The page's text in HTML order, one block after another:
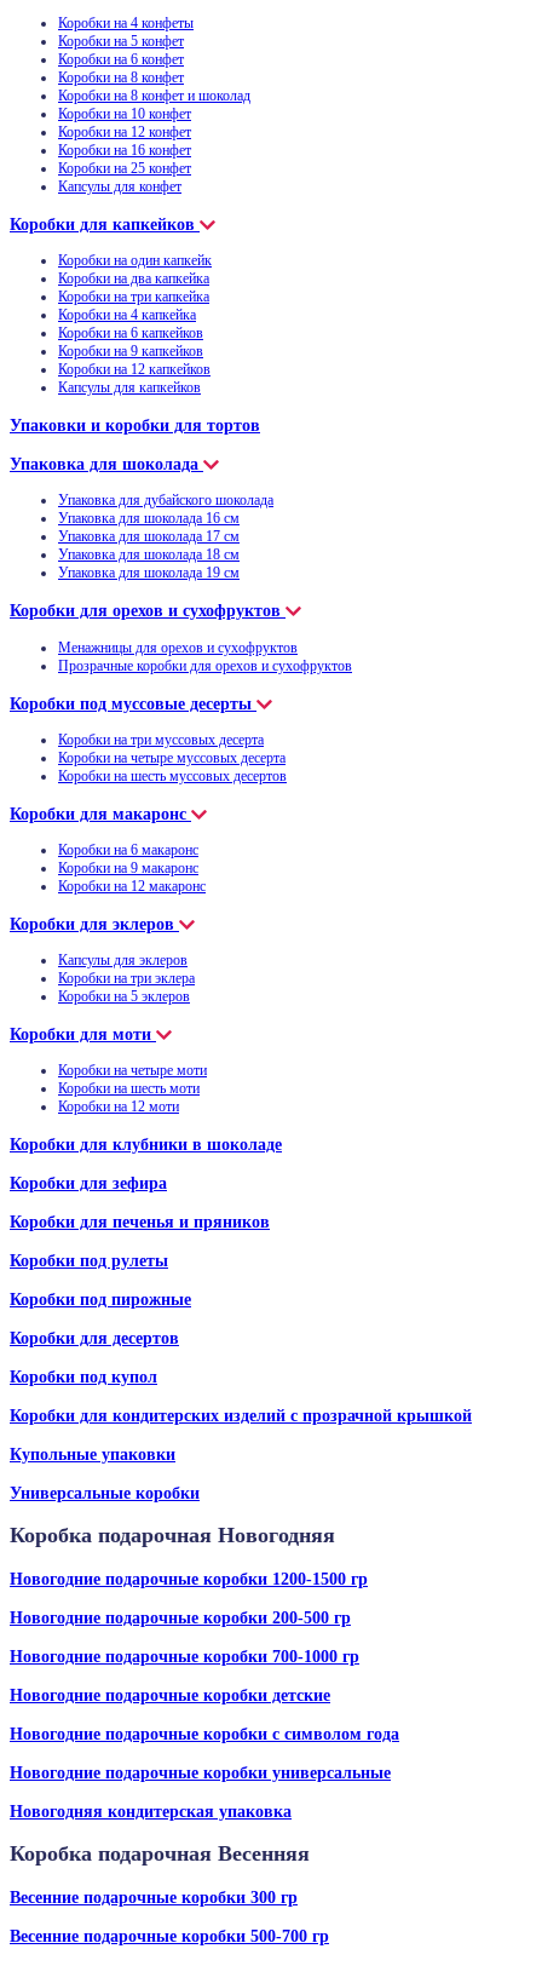
Коробки на 4 конфеты
Коробки на 5 конфет
Коробки на 6 конфет
Коробки на 8 конфет
Коробки на 8 конфет и шоколад
Коробки на 10 конфет
Коробки на 12 конфет
Коробки на 16 конфет
Коробки на 25 конфет
Капсулы для конфет
Коробки для капкейков
Коробки на один капкейк
Коробки на два капкейка
Коробки на три капкейка
Коробки на 4 капкейка
Коробки на 6 капкейков
Коробки на 9 капкейков
Коробки на 12 капкейков
Капсулы для капкейков
Упаковки и коробки для тортов
Упаковка для шоколада
Упаковка для дубайского шоколада
Упаковка для шоколада 16 см
Упаковка для шоколада 17 см
Упаковка для шоколада 18 см
Упаковка для шоколада 19 см
Коробки для орехов и сухофруктов
Менажницы для орехов и сухофруктов
Прозрачные коробки для орехов и сухофруктов
Коробки под муссовые десерты
Коробки на три муссовых десерта
Коробки на четыре муссовых десерта
Коробки на шесть муссовых десертов
Коробки для макаронс
Коробки на 6 макаронс
Коробки на 9 макаронс
Коробки на 12 макаронс
Коробки для эклеров
Капсулы для эклеров
Коробки на три эклера
Коробки на 5 эклеров
Коробки для моти
Коробки на четыре моти
Коробки на шесть моти
Коробки на 12 моти
Коробки для клубники в шоколаде
Коробки для зефира
Коробки для печенья и пряников
Коробки под рулеты
Коробки под пирожные
Коробки для десертов
Коробки под купол
Коробки для кондитерских изделий с прозрачной крышкой
Купольные упаковки
Универсальные коробки
Коробка подарочная Новогодняя
Новогодние подарочные коробки 1200-1500 гр
Новогодние подарочные коробки 200-500 гр
Новогодние подарочные коробки 700-1000 гр
Новогодние подарочные коробки детские
Новогодние подарочные коробки с символом года
Новогодние подарочные коробки универсальные
Новогодняя кондитерская упаковка
Коробка подарочная Весенняя
Весенние подарочные коробки 300 гр
Весенние подарочные коробки 500-700 гр